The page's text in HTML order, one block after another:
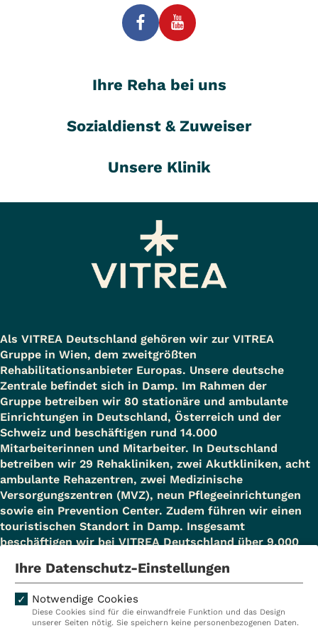
Ihre Reha bei uns
Sozialdienst & Zuweiser
Unsere Klinik
Als VITREA Deutschland gehören wir zur VITREA
Gruppe in Wien, dem zweitgrößten
Rehabilitationsanbieter Europas. Unsere deutsche
Zentrale befindet sich in Damp. Im Rahmen der
Gruppe betreiben wir 80 stationäre und ambulante
Einrichtungen in Deutschland, Österreich und der
Schweiz und beschäftigen rund 14.000
Mitarbeiterinnen und Mitarbeiter. In Deutschland
betreiben wir 29 Rehakliniken, zwei Akutkliniken, acht
ambulante Rehazentren, zwei Medizinische
Versorgungszentren (MVZ), neun Pflegeeinrichtungen
sowie ein Prevention Center. Zudem führen wir einen
touristischen Standort in Damp. Insgesamt
beschäftigen wir bei VITREA Deutschland über 9.000
Kliniken
Ambulant
Ihre Datenschutz-Einstellungen
Notwendige Cookies
Diese Cookies sind für die einwandfreie Funktion und das Design
unserer Seiten nötig. Sie speichern keine personenbezogenen Daten.